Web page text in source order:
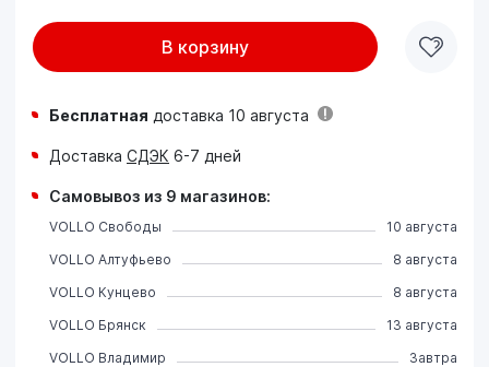
В корзину
Бесплатная доставка 10 августа
Доставка СДЭК 6-7 дней
Самовывоз из 9 магазинов:
VOLLO Свободы
10 августа
VOLLO Алтуфьево
8 августа
VOLLO Кунцево
8 августа
VOLLO Брянск
13 августа
VOLLO Владимир
Завтра